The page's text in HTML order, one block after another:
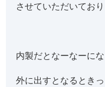
させていただいており
内製だとなーなーに
外に出すとなるとき